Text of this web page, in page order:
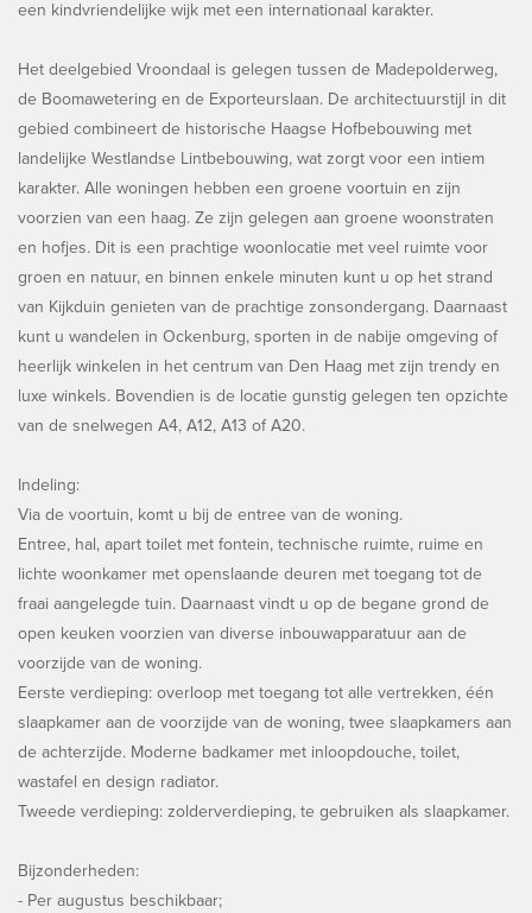
een kindvriendelijke wijk met een internationaal karakter.
Het deelgebied Vroondaal is gelegen tussen de Madepolderweg,
de Boomawetering en de Exporteurslaan. De architectuurstijl in dit
gebied combineert de historische Haagse Hofbebouwing met
landelijke Westlandse Lintbebouwing, wat zorgt voor een intiem
karakter. Alle woningen hebben een groene voortuin en zijn
voorzien van een haag. Ze zijn gelegen aan groene woonstraten
en hofjes. Dit is een prachtige woonlocatie met veel ruimte voor
groen en natuur, en binnen enkele minuten kunt u op het strand
van Kijkduin genieten van de prachtige zonsondergang. Daarnaast
kunt u wandelen in Ockenburg, sporten in de nabije omgeving of
heerlijk winkelen in het centrum van Den Haag met zijn trendy en
luxe winkels. Bovendien is de locatie gunstig gelegen ten opzichte
van de snelwegen A4, A12, A13 of A20.
Indeling:
Via de voortuin, komt u bij de entree van de woning.
Entree, hal, apart toilet met fontein, technische ruimte, ruime en
lichte woonkamer met openslaande deuren met toegang tot de
fraai aangelegde tuin. Daarnaast vindt u op de begane grond de
open keuken voorzien van diverse inbouwapparatuur aan de
voorzijde van de woning.
Eerste verdieping: overloop met toegang tot alle vertrekken, één
slaapkamer aan de voorzijde van de woning, twee slaapkamers aan
de achterzijde. Moderne badkamer met inloopdouche, toilet,
wastafel en design radiator.
Tweede verdieping: zolderverdieping, te gebruiken als slaapkamer.
Bijzonderheden:
- Per augustus beschikbaar;